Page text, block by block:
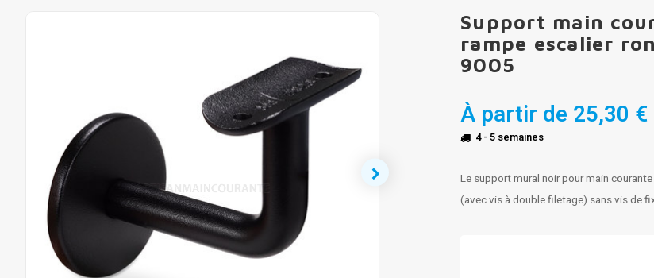
Support main
rampe escalier
9005
À partir de 25,30 €
4 - 5 semaines
Le support mural noir pour main
(avec vis à double filetage) sans vis de